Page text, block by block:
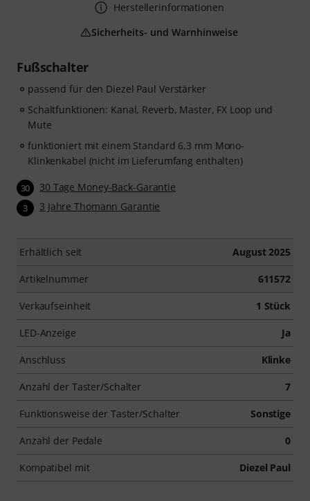
Fußschalter
passend für den Diezel Paul Verstärker
Schaltfunktionen: Kanal, Reverb, Master, FX Loop und
Mute
funktioniert mit einem Standard 6,3 mm Mono-
Klinkenkabel (nicht im Lieferumfang enthalten)
30 30 Tage Money-Back-Garantie
3 3 Jahre Thomann Garantie
Erhältlich seit August 2025
Artikelnummer 611572
Verkaufseinheit 1 Stück
LED-Anzeige Ja
Anschluss Klinke
Anzahl der Taster/Schalter 7
Funktionsweise der Taster/Schalter Sonstige
Anzahl der Pedale 0
Kompatibel mit Diezel Paul
Herstellerinformationen
Sicherheits- und Warnhinweise